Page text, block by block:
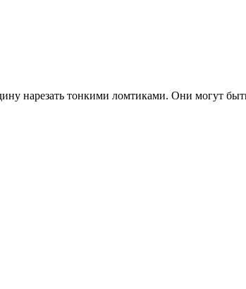
нарезать тонкими ломтиками. Они могут